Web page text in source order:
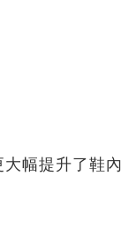
幅提升了鞋